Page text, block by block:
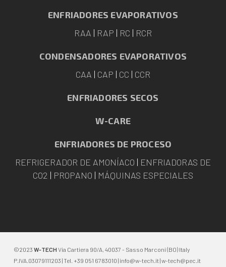
ENFRIADORES EVAPORATIVOS
RAA | RAP | RC | RCR
CONDENSADORES EVAPORATIVOS
CAA | CAP | CC | CCR
ENFRIADORES SECOS
W-CARE
ENFRIADORES DE PROCESO
REFRIGERADOR DE AMONÍACO | ENFRIADORAS DE
CO2 | PROPANO | MÁQUINAS ESPECIALES
©2023 W-TECH Via Cartiera 90/A, 40037 - Sasso Marconi (BO) Italy
P.IVA.03079111203 | Tel. +39 051 6783010 | info@w-tech.it|w-tech@pec.it